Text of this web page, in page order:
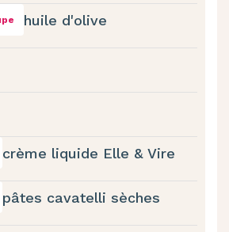
huile d'olive
crème liquide Elle & Vire
pâtes cavatelli sèches